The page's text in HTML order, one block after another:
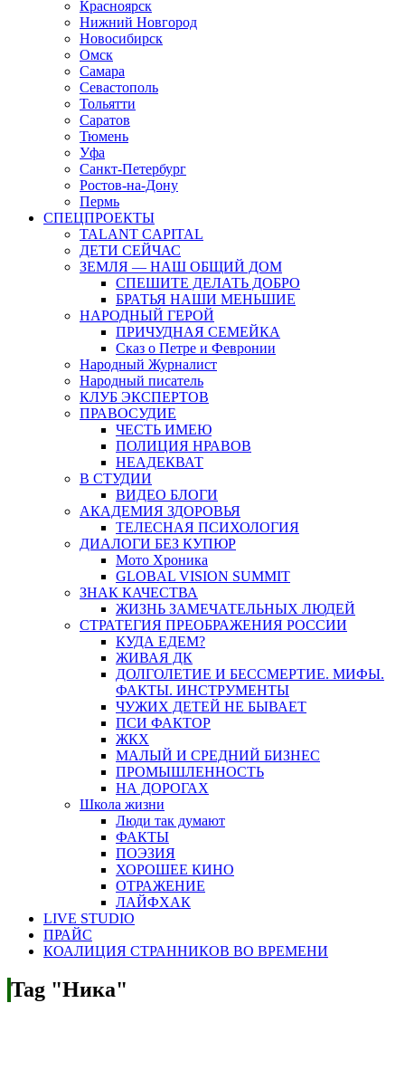
Красноярск
Нижний Новгород
Новосибирск
Омск
Самара
Севастополь
Тольятти
Саратов
Тюмень
Уфа
Санкт-Петербург
Ростов-на-Дону
Пермь
СПЕЦПРОЕКТЫ
TALANT CAPITAL
ДЕТИ СЕЙЧАС
ЗЕМЛЯ — НАШ ОБЩИЙ ДОМ
СПЕШИТЕ ДЕЛАТЬ ДОБРО
БРАТЬЯ НАШИ МЕНЬШИЕ
НАРОДНЫЙ ГЕРОЙ
ПРИЧУДНАЯ СЕМЕЙКА
Сказ о Петре и Февронии
Народный Журналист
Народный писатель
КЛУБ ЭКСПЕРТОВ
ПРАВОСУДИЕ
ЧЕСТЬ ИМЕЮ
ПОЛИЦИЯ НРАВОВ
НЕАДЕКВАТ
В СТУДИИ
ВИДЕО БЛОГИ
АКАДЕМИЯ ЗДОРОВЬЯ
ТЕЛЕСНАЯ ПСИХОЛОГИЯ
ДИАЛОГИ БЕЗ КУПЮР
Мото Хроника
GLOBAL VISION SUMMIT
ЗНАК КАЧЕСТВА
ЖИЗНЬ ЗАМЕЧАТЕЛЬНЫХ ЛЮДЕЙ
СТРАТЕГИЯ ПРЕОБРАЖЕНИЯ РОССИИ
КУДА ЕДЕМ?
ЖИВАЯ ДК
ДОЛГОЛЕТИЕ И БЕССМЕРТИЕ. МИФЫ.
ФАКТЫ. ИНСТРУМЕНТЫ
ЧУЖИХ ДЕТЕЙ НЕ БЫВАЕТ
ПСИ ФАКТОР
ЖКХ
МАЛЫЙ И СРЕДНИЙ БИЗНЕС
ПРОМЫШЛЕННОСТЬ
НА ДОРОГАХ
Школа жизни
Люди так думают
ФАКТЫ
ПОЭЗИЯ
ХОРОШЕЕ КИНО
ОТРАЖЕНИЕ
ЛАЙФХАК
LIVE STUDIO
ПРАЙС
КОАЛИЦИЯ СТРАННИКОВ ВО ВРЕМЕНИ
Tag "Ника"